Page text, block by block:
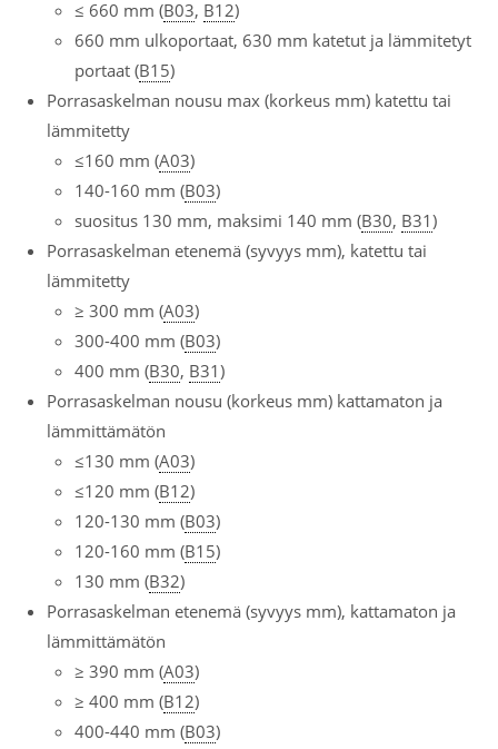
≤ 660 mm (B03, B12)
660 mm ulkoportaat, 630 mm katetut ja lämmitetyt
portaat (B15)
Porrasaskelman nousu max (korkeus mm) katettu tai
lämmitetty
≤160 mm (A03)
140-160 mm (B03)
suositus 130 mm, maksimi 140 mm (B30, B31)
Porrasaskelman etenemä (syvyys mm), katettu tai
lämmitetty
≥ 300 mm (A03)
300-400 mm (B03)
400 mm (B30, B31)
Porrasaskelman nousu (korkeus mm) kattamaton ja
lämmittämätön
≤130 mm (A03)
≤120 mm (B12)
120-130 mm (B03)
120-160 mm (B15)
130 mm (B32)
Porrasaskelman etenemä (syvyys mm), kattamaton ja
lämmittämätön
≥ 390 mm (A03)
≥ 400 mm (B12)
400-440 mm (B03)